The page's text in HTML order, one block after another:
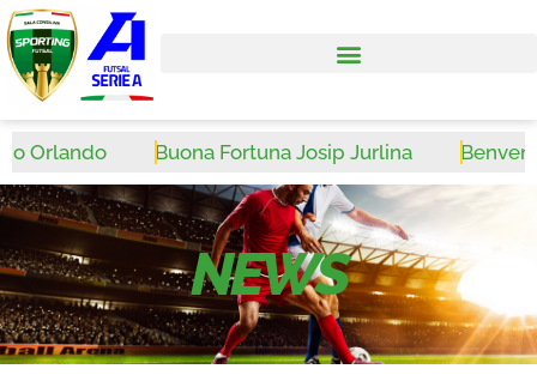
Buona Fortuna Josip Jurlina Benvenuto
NEWS